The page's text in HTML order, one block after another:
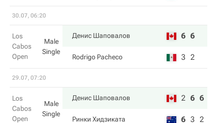
30.07, 06:20
Los
Cabos
Open
Male
Single
Денис Шаповалов 6 6
Rodrigo Pacheco 3 2
29.07, 07:20
Los
Cabos
Open
Male
Single
Денис Шаповалов 2 6 6
Ринки Хидзиката 6 3 2